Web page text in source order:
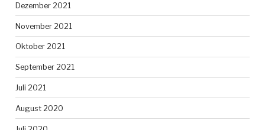
Dezember 2021
November 2021
Oktober 2021
September 2021
Juli 2021
August 2020